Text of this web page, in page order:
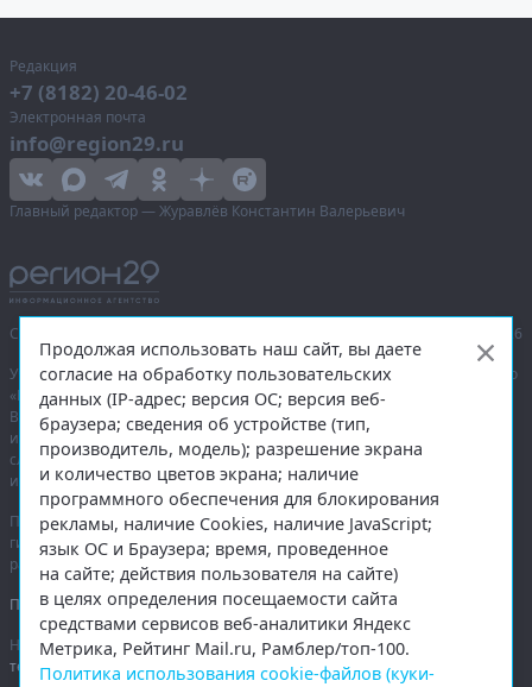
Редакция
+7 (8182) 20-46-02
Электронная почта
info@region29.ru
Главный редактор — Журавлёв Константин Валерьевич
Сетевое издание «Информационное агентство Регион 29»,
© 2016–2026
Учредитель — общество с ограниченной ответственностью «Агентство
«Правда Севера».
Выписка из реестра зарегистрированных средств массовой
информации:
ЭЛ № ФС 77-74226 от 09.11.2018 выдано Федеральной
службой по надзору в сфере связи, информационных технологий
и массовых коммуникаций (Роскомнадзор).
При полном или частичном использовании любых материалов
гиперссылка на region29.ruобязательна. Копирование материалов без
разрешения администрации сайта запрещено.
Правовая информация.
На информационном ресурсе применяютсярекомендательные
технологии.
Продолжая использовать наш сайт, вы даете
согласие на обработку пользовательских
данных (IP-адрес; версия ОС; версия веб-
браузера; сведения об устройстве (тип,
производитель, модель); разрешение экрана
и количество цветов экрана; наличие
программного обеспечения для блокирования
рекламы, наличие Cookies, наличие JavaScript;
язык ОС и Браузера; время, проведенное
на сайте; действия пользователя на сайте)
в целях определения посещаемости сайта
средствами сервисов веб-аналитики Яндекс
Метрика, Рейтинг Mail.ru, Рамблер/топ-100.
Политика использования cookie-файлов (куки-